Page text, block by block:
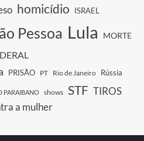
homicídio ISRAEL
Pessoa Lula MORTE
PRISÃO PT Rio de Janeiro Rússia
PARAIBANO shows STF TIROS
a mulher